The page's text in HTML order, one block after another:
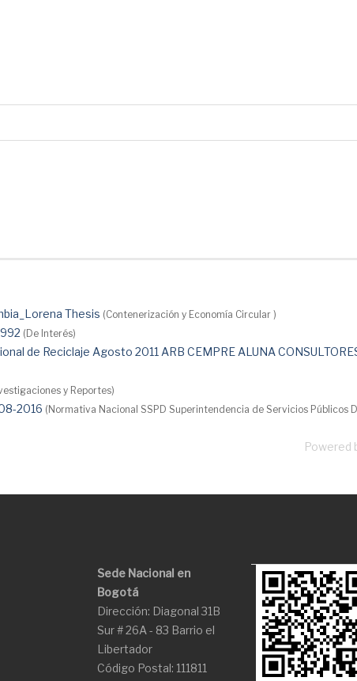
Thesis (Contenerización y Economía Circular )
(De Interés)
de Reciclaje Agosto 2011 ARB CEMPRE ALUNA
y Reportes)
2016 (Normativa Nacional SSPD Superintendencia de Servicios Públicos
Powered
Sede Nacional en
Bogotá
Dirección: Diagonal 31B
Sur # 26A - 83 Barrio el
Libertador
Código Postal: 111811